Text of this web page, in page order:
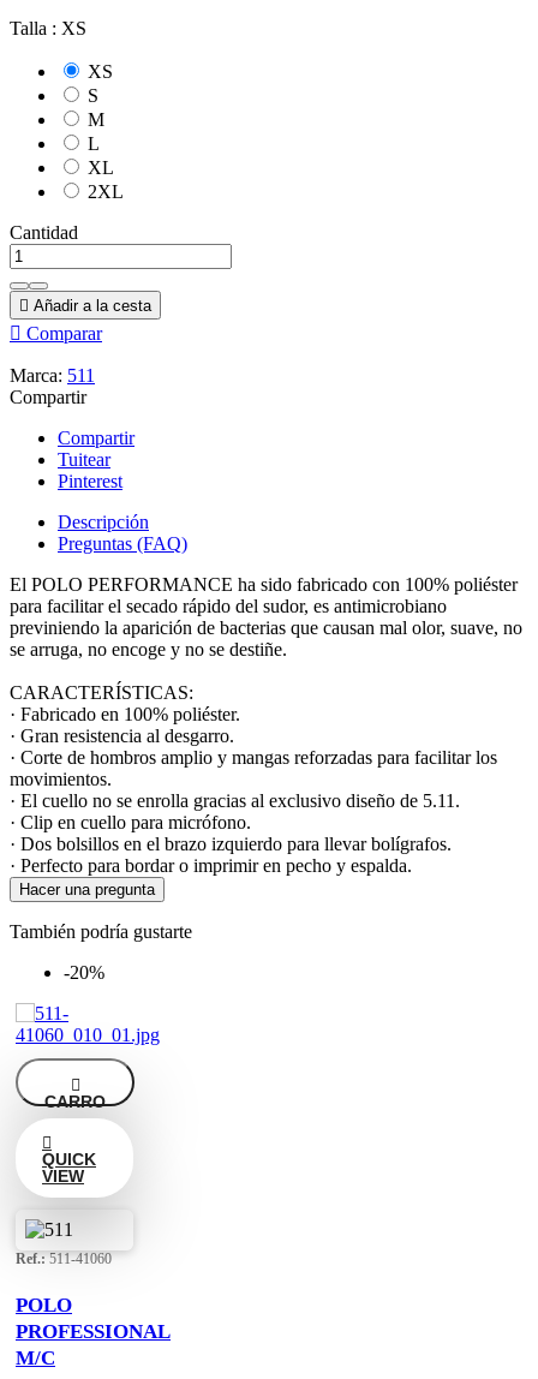
Talla : XS
XS
S
M
L
XL
2XL
Cantidad
 Añadir a la cesta
 Comparar
Marca: 511
Compartir
Compartir
Tuitear
Pinterest
Descripción
Preguntas (FAQ)
El POLO PERFORMANCE ha sido fabricado con 100% poliéster
para facilitar el secado rápido del sudor, es antimicrobiano
previniendo la aparición de bacterias que causan mal olor, suave, no
se arruga, no encoge y no se destiñe.
CARACTERÍSTICAS:
· Fabricado en 100% poliéster.
· Gran resistencia al desgarro.
· Corte de hombros amplio y mangas reforzadas para facilitar los
movimientos.
· El cuello no se enrolla gracias al exclusivo diseño de 5.11.
· Clip en cuello para micrófono.
· Dos bolsillos en el brazo izquierdo para llevar bolígrafos.
· Perfecto para bordar o imprimir en pecho y espalda.
Hacer una pregunta
También podría gustarte
-20%

CARRO

QUICK
VIEW
Ref.: 511-41060
POLO
PROFESSIONAL
M/C